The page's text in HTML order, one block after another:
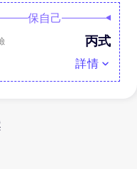
保自己
丙式
詳情